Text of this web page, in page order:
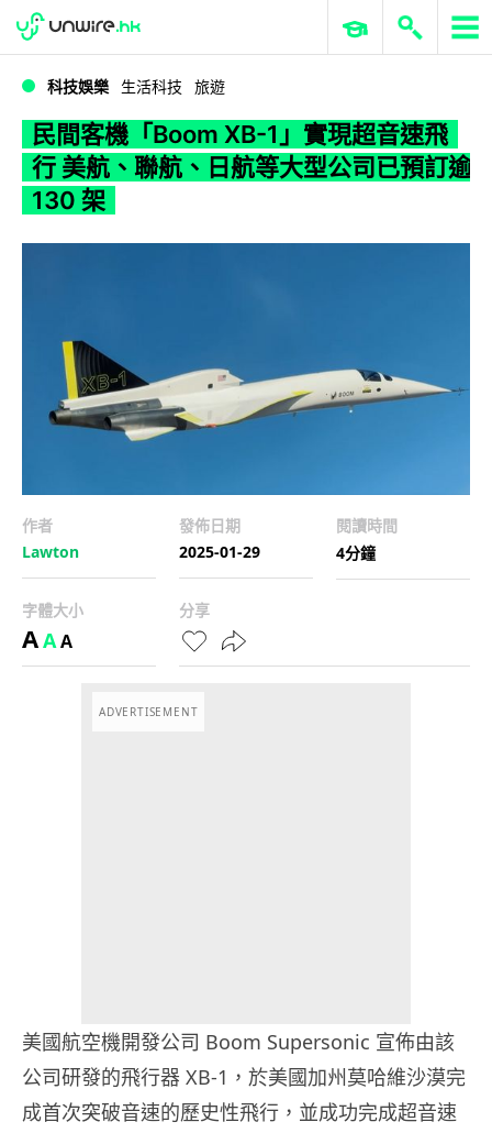
WWDC 2026 ERP 與商業 AI
科技娛樂 生活科技 旅遊
民間客機「Boom XB-1」實現超音速飛
行 美航、聯航、日航等大型公司已預訂逾
130 架
作者
Lawton
發佈日期
2025-01-29
閱讀時間
4分鐘
字體大小
AAA
分享
ADVERTISEMENT
美國航空機開發公司 Boom Supersonic 宣佈由該
公司研發的飛行器 XB-1，於美國加州莫哈維沙漠完
成首次突破音速的歷史性飛行，並成功完成超音速